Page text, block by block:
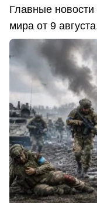
Главные
мира от 9